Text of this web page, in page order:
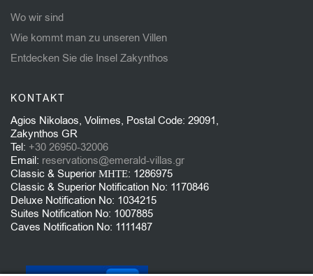
Wo wir sind
Wie kommt man zu unseren Villen
Entdecken Sie die Insel Zakynthos
KONTAKT
Agios Nikolaos, Volimes, Postal Code: 29091,
Zakynthos GR
Tel: +30 26950-32006
Email: reservations@emerald-villas.gr
Classic & Superior ΜΗΤΕ: 1286975
Classic & Superior Notification No: 1170846
Deluxe Notification No: 1034215
Suites Notification No: 1007885
Caves Notification No: 1111487